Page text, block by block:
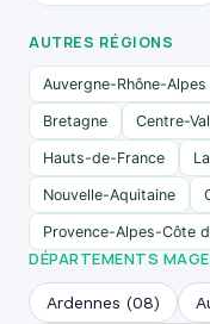
AUTRES RÉGIONS
Auvergne-Rhône-Alpes
Bretagne Centre-
Hauts-de-France
Nouvelle-Aquitaine
Provence-Alpes-Côte
DÉPARTEMENTS
Ardennes (08)